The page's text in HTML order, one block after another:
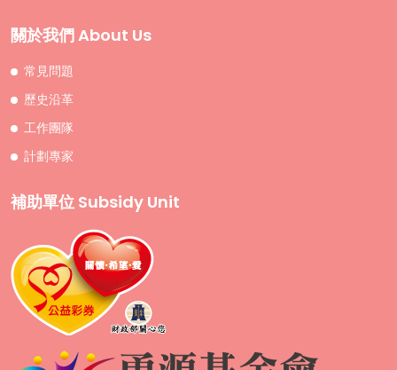
關於我們 About Us
常見問題
歷史沿革
工作團隊
計劃專家
補助單位 Subsidy Unit